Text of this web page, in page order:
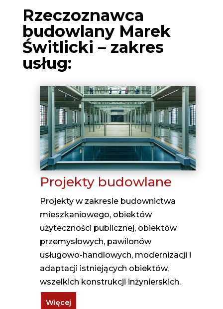
Rzeczoznawca
budowlany Marek
Świtlicki – zakres
usług:
Projekty budowlane
Projekty w zakresie budownictwa
mieszkaniowego, obiektów
użyteczności publicznej, obiektów
przemysłowych, pawilonów
usługowo-handlowych, modernizacji i
adaptacji istniejących obiektów,
wszelkich konstrukcji inżynierskich.
Więcej